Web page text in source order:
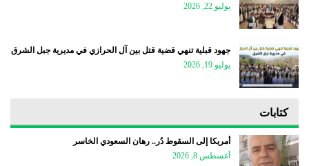
يوليو 22, 2026
جهود قبلية تنهي قضية قتل بين آل الحرازي في مديرية جبل الشرق
يوليو 19, 2026
كتابات
أمريكا إلى السقوط دُر.. رهان السعودي الخاسر
أغسطس 8, 2026